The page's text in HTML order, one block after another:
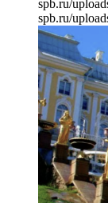
spb.ru/
spb.ru/